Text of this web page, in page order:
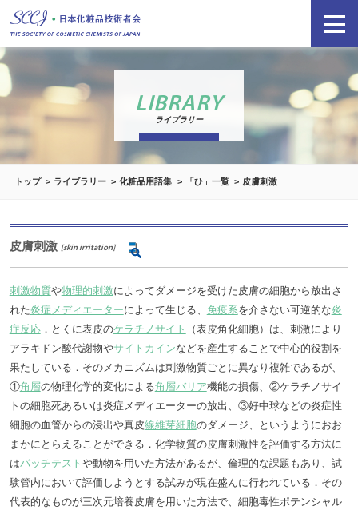
LIBRARY
ライブラリー
トップ ライブラリー 化粧品用語集 「ひ」一覧 皮膚刺激
皮膚刺激 [skin irritation]
刺激物質や物理的刺激によってダメージを受けた皮膚の細胞から放出さ
れた炎症メディエーターによって生じる、 免疫系を介さない可逆的な炎
症反応．とくに表皮のケラチノサイト
（表皮角化細胞）は、刺激により
アラキドン酸代謝物やサイトカインなどを産生することで中心的役割を
果たしている．そのメカニズムは刺激物質ごとに異なり複雑であるが、
①角層の物理化学的変化による角層バリア機能の損傷、②ケラチノサイ
トの細胞死あるいは炎症メディエーターの放出、③好中球などの炎症性
細胞の血管からの浸出や真皮線維芽細胞のダメージ、というようにおお
まかにとらえることができる．化学物質の皮膚刺激性を評価する方法に
はパッチテスト や動物を用いた方法があるが、倫理的な課題もあり、試
験管内において評価しようとする試みが現在盛んに行われている．その
代表的なものが三次元培養皮膚を用いた方法で、細胞毒性ポテンシャル